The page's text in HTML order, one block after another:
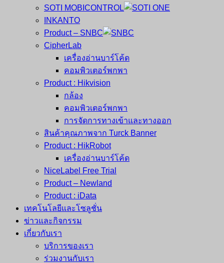
SOTI MOBICONTROL
INKANTO
Product – SNBC
CipherLab
เครื่องอ่านบาร์โค้ด
คอมพิวเตอร์พกพา
Product : Hikvision
กล้อง
คอมพิวเตอร์พกพา
การจัดการทางเข้าและทางออก
สินค้าคุณภาพจาก Turck Banner
Product : HikRobot
เครื่องอ่านบาร์โค้ด
NiceLabel Free Trial
Product – Newland
Product : iData
เทคโนโลยีและโซลูชั่น
ข่าวและกิจกรรม
เกี่ยวกับเรา
บริการของเรา
ร่วมงานกับเรา